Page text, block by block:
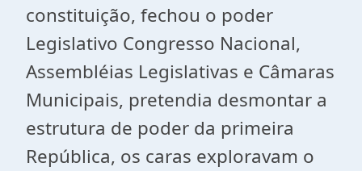
constituição, fechou o poder
Legislativo Congresso Nacional,
Assembléias Legislativas e Câmaras
Municipais, pretendia desmontar a
estrutura de poder da primeira
República, os caras exploravam o